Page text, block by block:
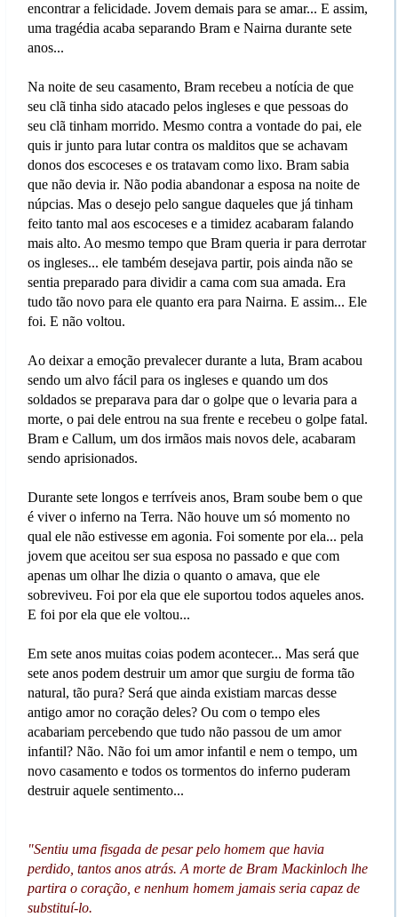
encontrar a felicidade. Jovem demais para se amar... E assim,
uma tragédia acaba separando Bram e Nairna durante sete
anos...
Na noite de seu casamento, Bram recebeu a notícia de que
seu clã tinha sido atacado pelos ingleses e que pessoas do
seu clã tinham morrido. Mesmo contra a vontade do pai, ele
quis ir junto para lutar contra os malditos que se achavam
donos dos escoceses e os tratavam como lixo. Bram sabia
que não devia ir. Não podia abandonar a esposa na noite de
núpcias. Mas o desejo pelo sangue daqueles que já tinham
feito tanto mal aos escoceses e a timidez acabaram falando
mais alto. Ao mesmo tempo que Bram queria ir para derrotar
os ingleses... ele também desejava partir, pois ainda não se
sentia preparado para dividir a cama com sua amada. Era
tudo tão novo para ele quanto era para Nairna. E assim... Ele
foi. E não voltou.
Ao deixar a emoção prevalecer durante a luta, Bram acabou
sendo um alvo fácil para os ingleses e quando um dos
soldados se preparava para dar o golpe que o levaria para a
morte, o pai dele entrou na sua frente e recebeu o golpe fatal.
Bram e Callum, um dos irmãos mais novos dele, acabaram
sendo aprisionados.
Durante sete longos e terríveis anos, Bram soube bem o que
é viver o inferno na Terra. Não houve um só momento no
qual ele não estivesse em agonia. Foi somente por ela... pela
jovem que aceitou ser sua esposa no passado e que com
apenas um olhar lhe dizia o quanto o amava, que ele
sobreviveu. Foi por ela que ele suportou todos aqueles anos.
E foi por ela que ele voltou...
Em sete anos muitas coias podem acontecer... Mas será que
sete anos podem destruir um amor que surgiu de forma tão
natural, tão pura? Será que ainda existiam marcas desse
antigo amor no coração deles? Ou com o tempo eles
acabariam percebendo que tudo não passou de um amor
infantil? Não. Não foi um amor infantil e nem o tempo, um
novo casamento e todos os tormentos do inferno puderam
destruir aquele sentimento...
"Sentiu uma fisgada de pesar pelo homem que havia
perdido, tantos anos atrás. A morte de Bram Mackinloch lhe
partira o coração, e nenhum homem jamais seria capaz de
substituí-lo.